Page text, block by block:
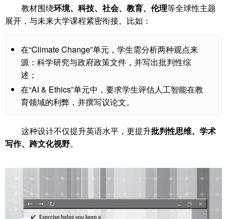
教材围绕环境、科技、社会、教育、伦理等全球性主题
展开，与未来大学课程紧密衔接。比如：
在“Climate Change”单元，学生需分析两种观点来
源：科学研究与政府政策文件，并写出批判性综
述；
在“AI & Ethics”单元中，要求学生评估人工智能在教
育领域的利弊，并撰写议论文。
这种设计不仅提升英语水平，更提升批判性思维、学术
写作、跨文化视野。